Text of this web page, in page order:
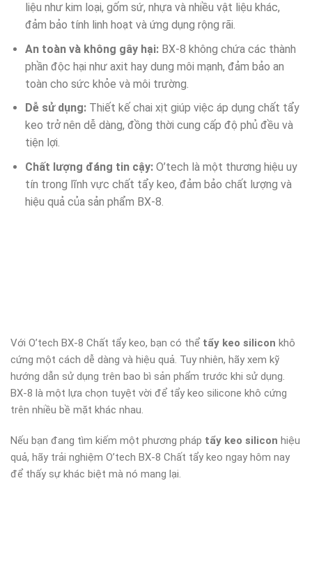
liệu như kim loại, gốm sứ, nhựa và nhiều vật liệu khác,
đảm bảo tính linh hoạt và ứng dụng rộng rãi.
An toàn và không gây hại:BX-8 không chứa các thành
phần độc hại như axit hay dung môi mạnh, đảm bảo an
toàn cho sức khỏe và môi trường.
Dễ sử dụng:Thiết kế chai xịt giúp việc áp dụng chất tẩy
keo trở nên dễ dàng, đồng thời cung cấp độ phủ đều và
tiện lợi.
Chất lượng đáng tin cậy:O’tech là một thương hiệu uy
tín trong lĩnh vực chất tẩy keo, đảm bảo chất lượng và
hiệu quả của sản phẩm BX-8.
Với O’tech BX-8 Chất tẩy keo, bạn có thể tẩy keo silicon khô
cứng một cách dễ dàng và hiệu quả. Tuy nhiên, hãy xem kỹ
hướng dẫn sử dụng trên bao bì sản phẩm trước khi sử dụng.
BX-8 là một lựa chọn tuyệt vời để tẩy keo silicone khô cứng
trên nhiều bề mặt khác nhau.
Nếu bạn đang tìm kiếm một phương pháp tẩy keo silicon hiệu
quả, hãy trải nghiệm O’tech BX-8 Chất tẩy keo ngay hôm nay
để thấy sự khác biệt mà nó mang lại.